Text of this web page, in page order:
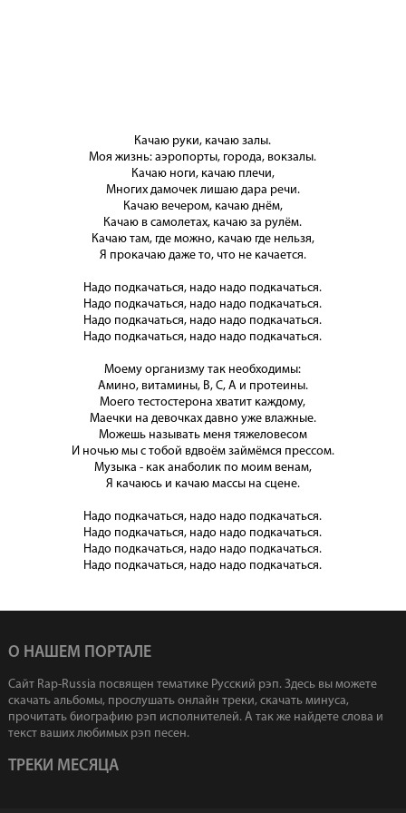
Качаю руки, качаю залы.
Моя жизнь: аэропорты, города, вокзалы.
Качаю ноги, качаю плечи,
Многих дамочек лишаю дара речи.
Качаю вечером, качаю днём,
Качаю в самолетах, качаю за рулём.
Качаю там, где можно, качаю где нельзя,
Я прокачаю даже то, что не качается.
Надо подкачаться, надо надо подкачаться.
Надо подкачаться, надо надо подкачаться.
Надо подкачаться, надо надо подкачаться.
Надо подкачаться, надо надо подкачаться.
Моему организму так необходимы:
Амино, витамины, B, C, A и протеины.
Моего тестостерона хватит каждому,
Маечки на девочках давно уже влажные.
Можешь называть меня тяжеловесом
И ночью мы с тобой вдвоём займёмся прессом.
Музыка - как анаболик по моим венам,
Я качаюсь и качаю массы на сцене.
Надо подкачаться, надо надо подкачаться.
Надо подкачаться, надо надо подкачаться.
Надо подкачаться, надо надо подкачаться.
Надо подкачаться, надо надо подкачаться.
О НАШЕМ ПОРТАЛЕ
Сайт Rap-Russia посвящен тематике Русский рэп. Здесь вы можете
скачать альбомы, прослушать онлайн треки, скачать минуса,
прочитать биографию рэп исполнителей. А так же найдете слова и
текст ваших любимых рэп песен.
ТРЕКИ МЕСЯЦА